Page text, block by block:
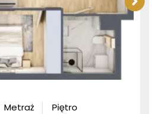
Metraż
Piętro